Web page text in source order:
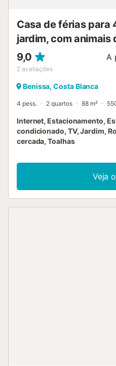
Casa de férias para
jardim, com animais
9,0
2 avaliações
A
Benissa, Costa Blanca
4 pess. 2 quartos 88 m²
Internet, Estacionamento,
condicionado, TV, Jardim,
cercada, Toalhas
Veja